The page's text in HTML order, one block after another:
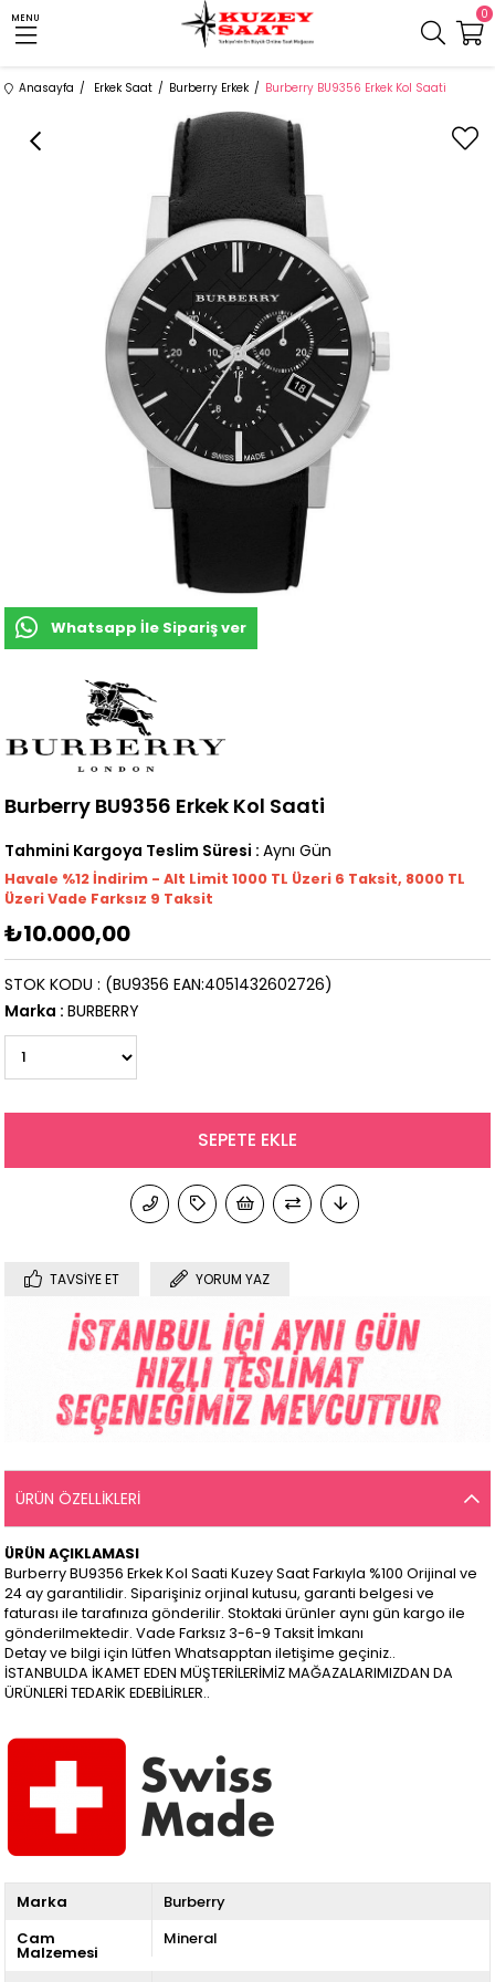
MENU 0
Anasayfa Erkek Saat Burberry Erkek Burberry BU9356 Erkek Kol Saati
Whatsapp İle Sipariş ver
Burberry BU9356 Erkek Kol Saati
Tahmini Kargoya Teslim Süresi : Aynı Gün
Havale %12 İndirim - Alt Limit 1000 TL Üzeri 6 Taksit, 8000 TL
Üzeri Vade Farksız 9 Taksit
₺10.000,00
(BU9356 EAN:4051432602726)
STOK KODU
Marka : BURBERRY
TAVSIYE ET YORUM YAZ
ÜRÜN ÖZELLIKLERI
ÜRÜN AÇIKLAMASI
Burberry BU9356 Erkek Kol Saati Kuzey Saat Farkıyla %100 Orijinal ve
24 ay garantilidir. Siparişiniz orjinal kutusu, garanti belgesi ve
faturası ile tarafınıza gönderilir. Stoktaki ürünler aynı gün kargo ile
gönderilmektedir. Vade Farksız 3-6-9 Taksit İmkanı
Detay ve bilgi için lütfen Whatsapptan iletişime geçiniz..
İSTANBULDA İKAMET EDEN MÜŞTERİLERİMİZ MAĞAZALARIMIZDAN DA
ÜRÜNLERİ TEDARİK EDEBİLİRLER..
Marka
Burberry
Cam
Malzemesi
Mineral